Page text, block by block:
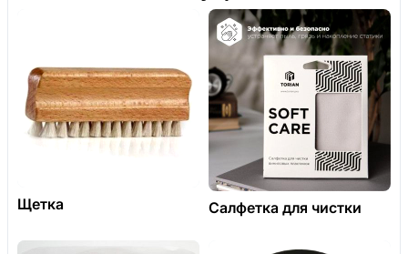
Щетка Салфетка для чистки